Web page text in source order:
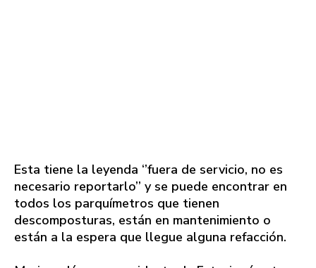
Esta tiene la leyenda ‘’fuera de servicio, no es
necesario reportarlo’’ y se puede encontrar en
todos los parquímetros que tienen
descomposturas, están en mantenimiento o
están a la espera que llegue alguna refacción.